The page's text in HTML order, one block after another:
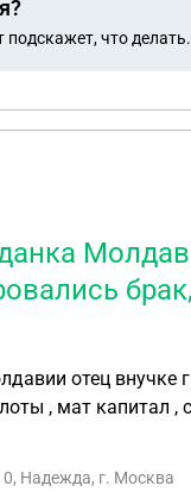
что делать.
о рождении ребёнка РФ, но они не
, мат капитал ,
Надежда, г. Москва